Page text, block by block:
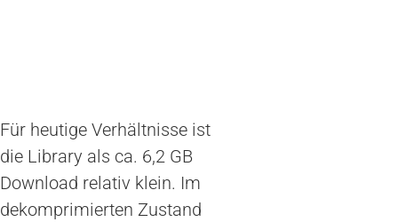
Für heutige Verhältnisse ist
die Library als ca. 6,2 GB
Download relativ klein. Im
dekomprimierten Zustand